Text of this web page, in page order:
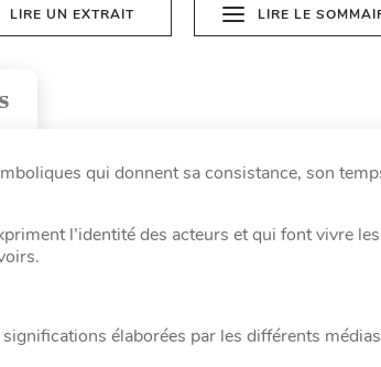
LIRE UN EXTRAIT LIRE LE
qui donnent sa consistance, son
l’identité des acteurs et qui font vivre
élaborées par les différents